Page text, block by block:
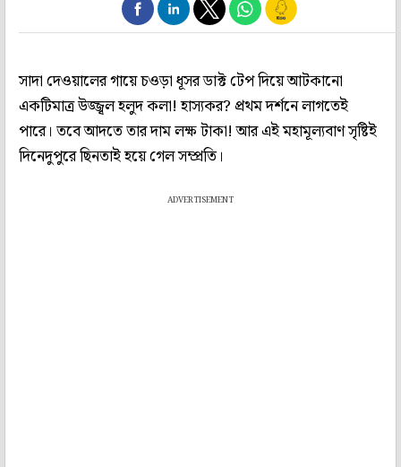
সাদা দেওয়ালের গায়ে চওড়া ধূসর ডাক্ট টেপ দিয়ে আটকানো
একটিমাত্র উজ্জ্বল হলুদ কলা! হাস্যকর? প্রথম দর্শনে লাগতেই
পারে। তবে আদতে তার দাম লক্ষ টাকা! আর এই মহামূল্যবাণ সৃষ্টিই
দিনেদুপুরে ছিনতাই হয়ে গেল সম্প্রতি।
ADVERTISEMENT